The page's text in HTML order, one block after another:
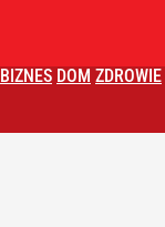
BIZNES DOM ZDROWIE